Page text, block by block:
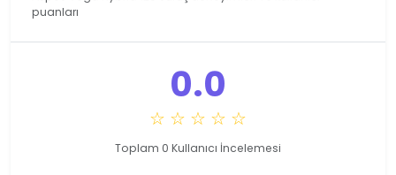
puanları
0.0
☆ ☆ ☆ ☆ ☆
Toplam 0 Kullanıcı İncelemesi